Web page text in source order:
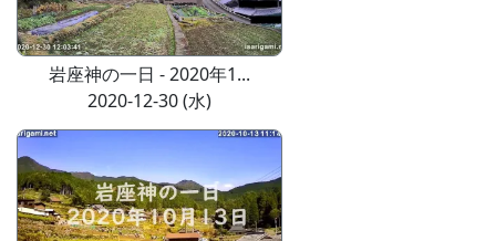
岩座神の一日 - 2020年1...
2020-12-30 (水)